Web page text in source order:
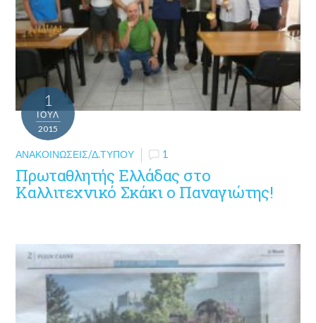
1
ΙΟΎΛ
2015
ΑΝΑΚΟΙΝΏΣΕΙΣ/Δ.ΤΎΠΟΥ 1
Πρωταθλητής Ελλάδας στο
Καλλιτεχνικό Σκάκι ο Παναγιώτης!